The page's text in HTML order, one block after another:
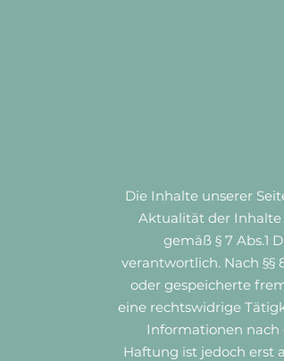
Die Inhalte unserer
Aktualität der Inhalte
gemäß § 7 Abs.1
verantwortlich. Nach
oder gespeicherte
eine rechtswidrige
Informationen nach
Haftung ist jedoch erst